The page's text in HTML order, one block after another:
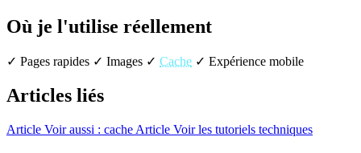
Où je l'utilise réellement
✓ Pages rapides ✓ Images ✓ Cache ✓ Expérience mobile
Articles liés
Article Voir aussi : cache Article Voir les tutoriels techniques